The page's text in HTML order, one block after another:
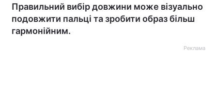
Правильний вибір довжини може візуально
подовжити пальці та зробити образ більш
гармонійним.
Реклама